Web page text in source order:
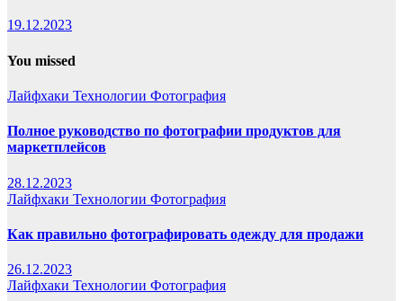
19.12.2023
You missed
Лайфхаки Технологии Фотография
Полное руководство по фотографии продуктов для
маркетплейсов
28.12.2023
Лайфхаки Технологии Фотография
Как правильно фотографировать одежду для продажи
26.12.2023
Лайфхаки Технологии Фотография